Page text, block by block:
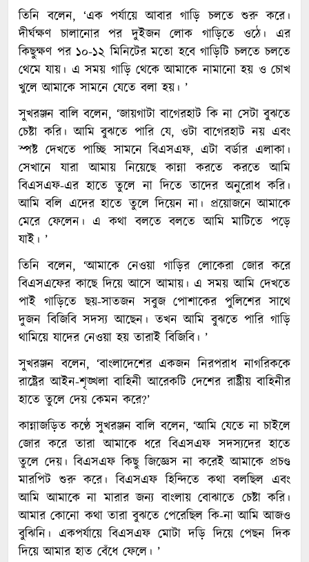
তিনি বলেন, ‘এক পর্যায়ে আবার গাড়ি চলতে শুরু করে।
দীর্ঘক্ষণ চালানোর পর দুইজন লোক গাড়িতে ওঠে। এর
কিছুক্ষণ পর ১০-১২ মিনিটের মতো হবে গাড়িটি চলতে চলতে
থেমে যায়। এ সময় গাড়ি থেকে আমাকে নামানো হয় ও চোখ
খুলে আমাকে সামনে যেতে বলা হয়। ’
সুখরঞ্জন বালি বলেন, ‘জায়গাটা বাগেরহাট কি না সেটা বুঝতে
চেষ্টা করি। আমি বুঝতে পারি যে, ওটা বাগেরহাট নয় এবং
স্পষ্ট দেখতে পাচ্ছি সামনে বিএসএফ, এটা বর্ডার এলাকা।
সেখানে যারা আমায় নিয়েছে কান্না করতে করতে আমি
বিএসএফ-এর হাতে তুলে না দিতে তাদের অনুরোধ করি।
আমি বলি এদের হাতে তুলে দিয়েন না। প্রয়োজনে আমাকে
মেরে ফেলেন। এ কথা বলতে বলতে আমি মাটিতে পড়ে
যাই। ’
তিনি বলেন, ‘আমাকে নেওয়া গাড়ির লোকেরা জোর করে
বিএসএফের কাছে দিয়ে আসে আমায়। এ সময় আমি দেখতে
পাই গাড়িতে ছয়-সাতজন সবুজ পোশাকের পুলিশের সাথে
দুজন বিজিবি সদস্য আছেন। তখন আমি বুঝতে পারি গাড়ি
থামিয়ে যাদের নেওয়া হয় তারাই বিজিবি। ’
সুখরঞ্জন বলেন, ‘বাংলাদেশের একজন নিরপরাধ নাগরিককে
রাষ্ট্রের আইন-শৃঙ্খলা বাহিনী আরেকটি দেশের রাষ্ট্রীয় বাহিনীর
হাতে তুলে দেয় কেমন করে?’
কান্নাজড়িত কণ্ঠে সুখরঞ্জন বালি বলেন, ‘আমি যেতে না চাইলে
জোর করে তারা আমাকে ধরে বিএসএফ সদস্যদের হাতে
তুলে দেয়। বিএসএফ কিছু জিজ্ঞেস না করেই আমাকে প্রচণ্ড
মারপিট শুরু করে। বিএসএফ হিন্দিতে কথা বলছিল এবং
আমি আমাকে না মারার জন্য বাংলায় বোঝাতে চেষ্টা করি।
আমার কোনো কথা তারা বুঝতে পেরেছিল কি-না আমি আজও
বুঝিনি। একপর্যায়ে বিএসএফ মোটা দড়ি দিয়ে পেছন দিক
দিয়ে আমার হাত বেঁধে ফেলে। ’